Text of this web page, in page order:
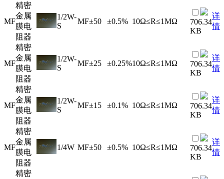
MF
精密
金属
膜电
阻器
1/2W-
S
MF±50 ±0.5% 10Ω≤R≤1MΩ
706.34
KB
详
情
MF
精密
金属
膜电
阻器
1/2W-
S
MF±25 ±0.25%10Ω≤R≤1MΩ
706.34
KB
详
情
MF
精密
金属
膜电
阻器
1/2W-
S
MF±15 ±0.1% 10Ω≤R≤1MΩ
706.34
KB
详
情
MF
精密
金属
膜电
阻器
1/4W MF±50 ±0.5% 10Ω≤R≤1MΩ
706.34
KB
详
情
精密